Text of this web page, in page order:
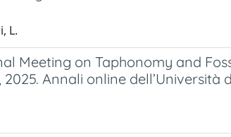
L.
Meeting on Taphonomy and
Annali online dell’Università